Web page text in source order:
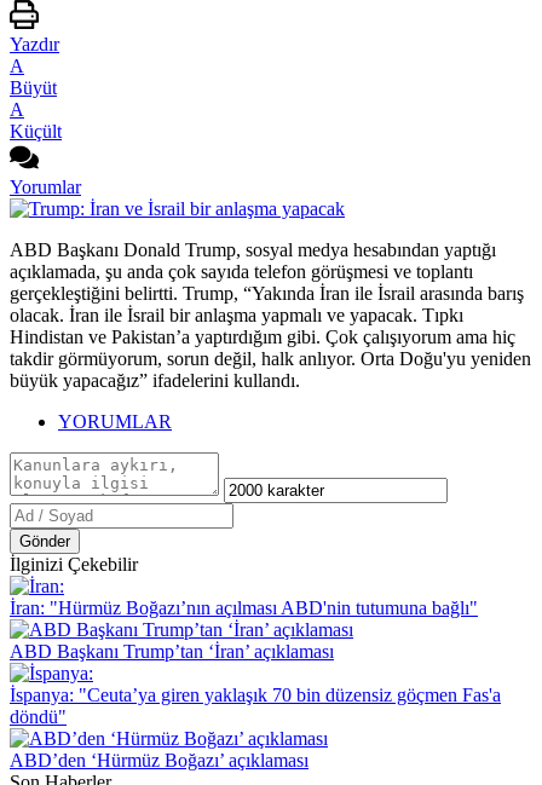
Yazdır
A
Büyüt
A
Küçült
Yorumlar
ABD Başkanı Donald Trump, sosyal medya hesabından yaptığı
açıklamada, şu anda çok sayıda telefon görüşmesi ve toplantı
gerçekleştiğini belirtti. Trump, “Yakında İran ile İsrail arasında barış
olacak. İran ile İsrail bir anlaşma yapmalı ve yapacak. Tıpkı
Hindistan ve Pakistan’a yaptırdığım gibi. Çok çalışıyorum ama hiç
takdir görmüyorum, sorun değil, halk anlıyor. Orta Doğu'yu yeniden
büyük yapacağız” ifadelerini kullandı.
YORUMLAR
Gönder
İlginizi Çekebilir
İran: "Hürmüz Boğazı’nın açılması ABD'nin tutumuna bağlı"
ABD Başkanı Trump’tan ‘İran’ açıklaması
İspanya: "Ceuta’ya giren yaklaşık 70 bin düzensiz göçmen Fas'a
döndü"
ABD’den ‘Hürmüz Boğazı’ açıklaması